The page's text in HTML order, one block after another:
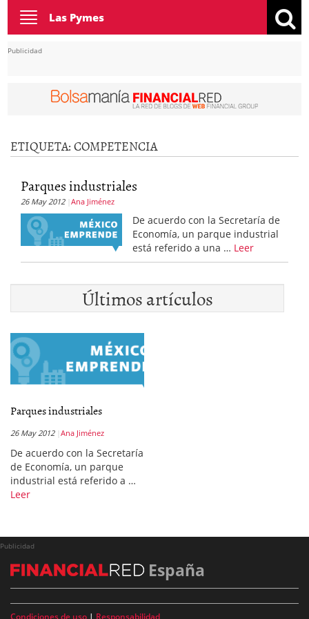
Toggle
navigation
Las Pymes
Publicidad
ETIQUETA:COMPETENCIA
Parques industriales
26 May 2012 Ana Jiménez
De acuerdo con la Secretaría de
Economía, un parque industrial
está referido a una … Leer
Últimos artículos
Parques industriales
26 May 2012 Ana Jiménez
De acuerdo con la Secretaría
de Economía, un parque
industrial está referido a …
Leer
Publicidad
España
Condiciones de uso | Responsabilidad